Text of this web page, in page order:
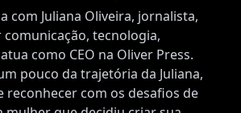
com Juliana Oliveira, jornalista,
tecnologia,
como CEO na Oliver Press.
pouco da trajetória da Juliana,
reconhecer com os desafios de